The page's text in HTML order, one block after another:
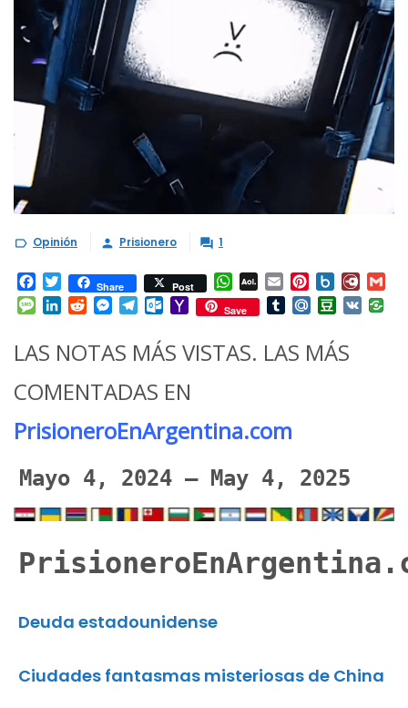
 Opinión  Prisionero  1
Facebook
TwitterShare Post WhatsApp
AOL
Mail
Email Pinterest
Box.net
Message
LinkedInRedditMessenger
TelegramOutlook.com
YahooSave TumblrMail.RuDouban
VK
LAS NOTAS MÁS VISTAS. LAS MÁS
COMENTADAS EN
PrisioneroEnArgentina.com
Mayo 4, 2024 – May 4, 2025
Deuda estadounidense
Ciudades fantasmas misteriosas de China